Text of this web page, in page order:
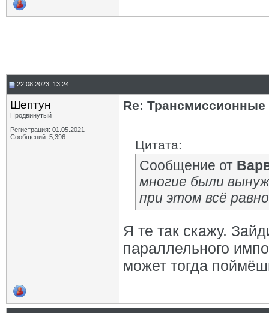
22.08.2023, 13:24
Шептун
Продвинутый
Регистрация: 01.05.2021
Сообщений: 5,396
Re:
Цитата:
Сообщение от
многие были
при этом всё
Я те так скажу.
параллельного
может тогда